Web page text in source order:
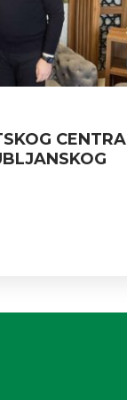
CENTRA